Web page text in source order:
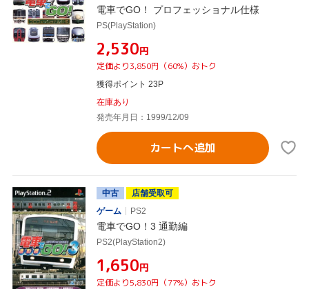
電車でGO！ プロフェッショナル仕様
PS(PlayStation)
¥2,530円
定価より3,850円（60%）おトク
獲得ポイント 23P
在庫あり
発売年月日：1999/12/09
カートへ追加
中古
店舗受取可
ゲーム
PS2
電車でGO！3 通勤編
PS2(PlayStation2)
¥1,650円
定価より5,830円（77%）おトク